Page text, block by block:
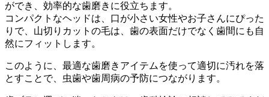
ができ、効率的な歯磨きに役立ちます。
コンパクトなヘッドは、口が小さい女性やお子さんにぴった
りで、山切りカットの毛は、歯の表面だけでなく歯間にも自
然にフィットします。
このように、最適な歯磨きアイテムを使って適切に汚れを落
とすことで、虫歯や歯周病の予防につながります。